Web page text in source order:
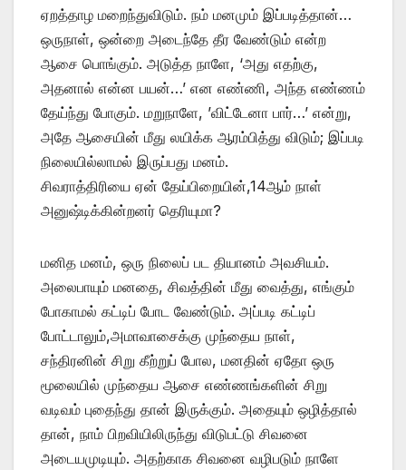
ஏறத்தாழ மறைந்துவிடும். நம் மனமும் இப்படித்தான்…
ஒருநாள், ஒன்றை அடைந்தே தீர வேண்டும் என்ற
ஆசை பொங்கும். அடுத்த நாளே, ‘அது எதற்கு,
அதனால் என்ன பயன்…’ என எண்ணி, அந்த எண்ணம்
தேய்ந்து போகும். மறுநாளே, ’விட்டேனா பார்…’ என்று,
அதே ஆசையின் மீது லயிக்க ஆரம்பித்து விடும்; இப்படி
நிலையில்லாமல் இருப்பது மனம்.
சிவராத்திரியை ஏன் தேய்பிறையின்,14ஆம் நாள்
அனுஷ்டிக்கின்றனர் தெரியுமா?
மனித மனம், ஒரு நிலைப் பட தியானம் அவசியம்.
அலைபாயும் மனதை, சிவத்தின் மீது வைத்து, எங்கும்
போகாமல் கட்டிப் போட வேண்டும். அப்படி கட்டிப்
போட்டாலும்,அமாவாசைக்கு முந்தைய நாள்,
சந்திரனின் சிறு கீற்றுப் போல, மனதின் ஏதோ ஒரு
மூலையில் முந்தைய ஆசை எண்ணங்களின் சிறு
வடிவம் புதைந்து தான் இருக்கும். அதையும் ஒழித்தால்
தான், நாம் பிறவியிலிருந்து விடுபட்டு சிவனை
அடையமுடியும். அதற்காக சிவனை வழிபடும் நாளே